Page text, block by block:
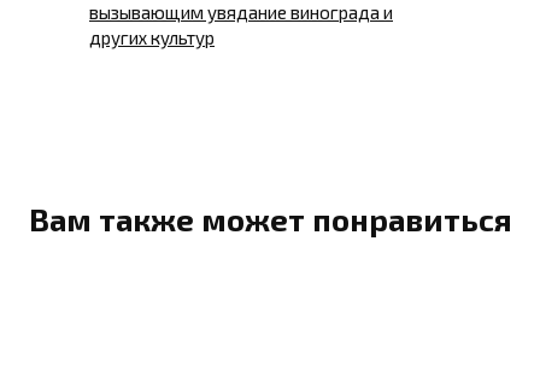
вызывающим увядание винограда и
других культур
Вам также может понравиться